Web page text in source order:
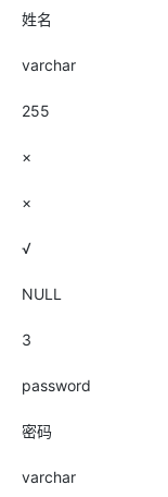
姓名
varchar
255
×
×
√
NULL
3
password
密码
varchar